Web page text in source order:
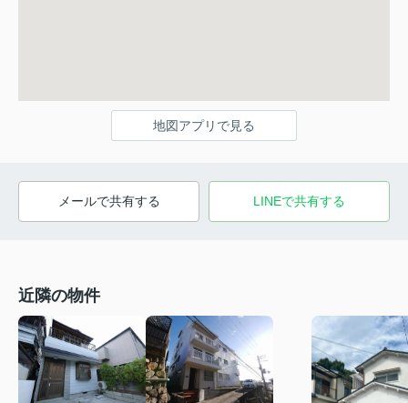
地図アプリで見る
メールで共有する LINEで共有する
近隣の物件